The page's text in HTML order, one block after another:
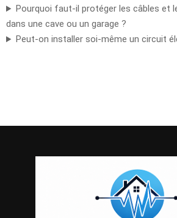
Pourquoi faut-il protéger les câbles et
dans une cave ou un garage ?
Peut-on installer soi-même un circuit